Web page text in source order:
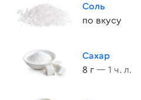
Соль
по вкусу
Сахар
8 г — 1 ч. л.